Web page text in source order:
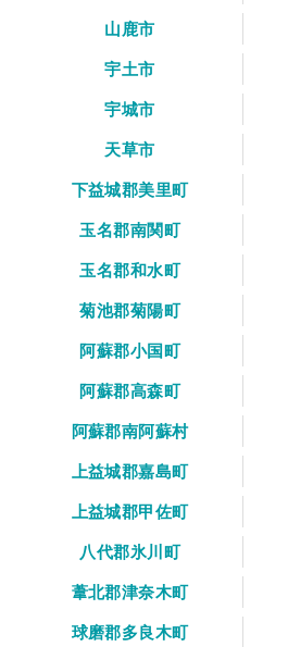
山鹿市
宇土市
宇城市
天草市
下益城郡美里町
玉名郡南関町
玉名郡和水町
菊池郡菊陽町
阿蘇郡小国町
阿蘇郡高森町
阿蘇郡南阿蘇村
上益城郡嘉島町
上益城郡甲佐町
八代郡氷川町
葦北郡津奈木町
球磨郡多良木町